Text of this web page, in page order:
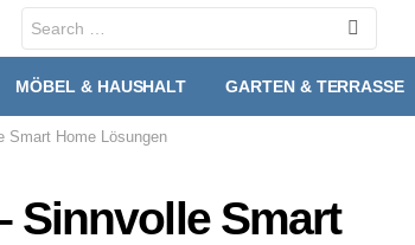
for:
MÖBEL & HAUSHALT GARTEN & TERRASSE
Smart Home Lösungen
Sinnvolle Smart